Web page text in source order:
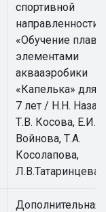
спортивной
направленности
«Обучение
элементами
аквааэробики
«Капелька» для
7 лет / Н.Н.
Т.В. Косова, Е.И.
Войнова, Т.А.
Косолапова,
Л.В.Татаринцева
Дополнительная